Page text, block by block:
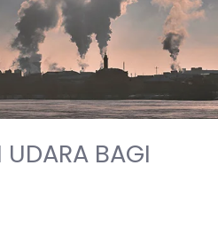
UDARA BAGI